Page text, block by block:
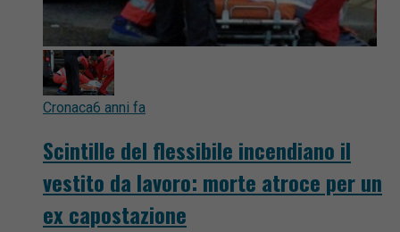
Cronaca6 anni fa
Scintille del flessibile incendiano il
vestito da lavoro: morte atroce per un
ex capostazione